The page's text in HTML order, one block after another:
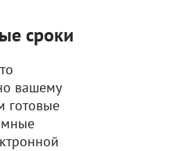
сроки
вашему
готовые